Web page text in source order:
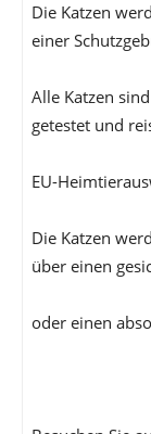
Die Katzen
einer
Alle Katzen
getestet und
EU-
Die Katzen
über einen
oder einen